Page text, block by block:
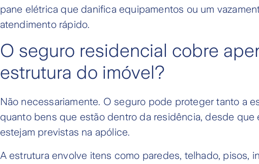
pane elétrica que danifica equipamentos ou um
atendimento rápido.
O seguro residencial cobre
estrutura do imóvel?
Não necessariamente. O seguro pode proteger tanto a
quanto bens que estão dentro da residência, desde que
estejam previstas na apólice.
A estrutura envolve itens como paredes, telhado, pisos,